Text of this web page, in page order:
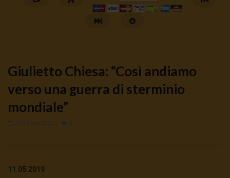
Giulietto Chiesa: “Così andiamo
verso una guerra di sterminio
mondiale”
11.05.2019